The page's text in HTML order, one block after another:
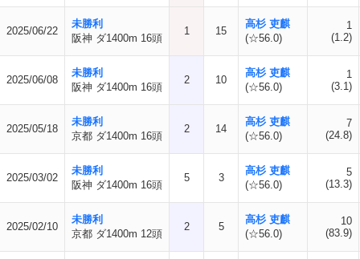
2025/06/22
未勝利
阪神 ダ1400m 16頭
1 15
高杉 吏麒
(☆56.0)
1
(1.2)
2025/06/08
未勝利
阪神 ダ1400m 16頭
2 10
高杉 吏麒
(☆56.0)
1
(3.1)
2025/05/18
未勝利
京都 ダ1400m 16頭
2 14
高杉 吏麒
(☆56.0)
7
(24.8)
2025/03/02
未勝利
阪神 ダ1400m 16頭
5 3
高杉 吏麒
(☆56.0)
5
(13.3)
2025/02/10
未勝利
京都 ダ1400m 12頭
2 5
高杉 吏麒
(☆56.0)
10
(83.9)